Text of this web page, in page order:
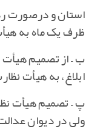
استان و درصورت
ظرف یک ماه به
ب – از تصمیم
ابلاغ‌، به هیأت
پ – تصمیم هیأت
ولی در دیوان